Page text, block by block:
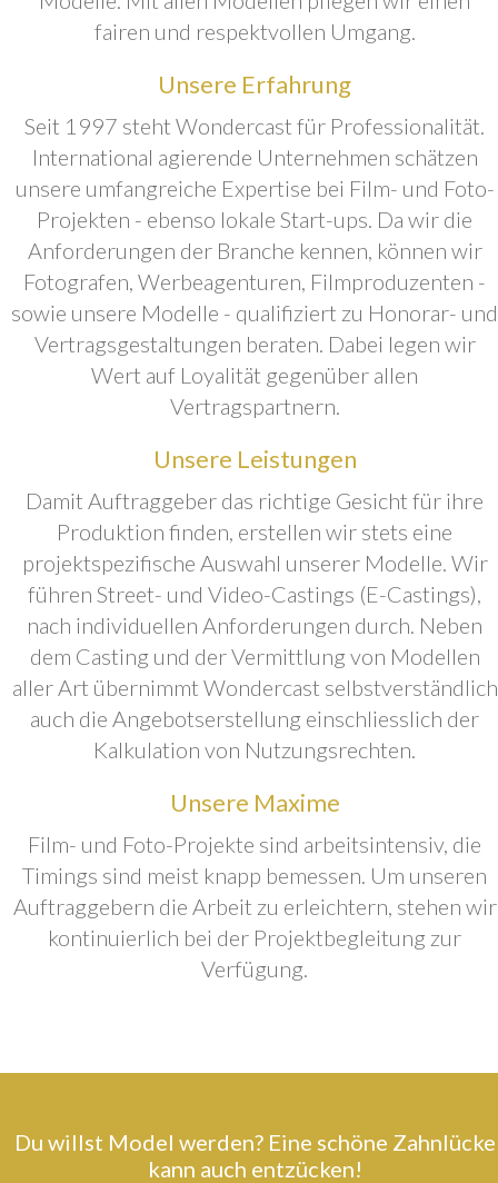
fairen und respektvollen Umgang.
Unsere Erfahrung
Seit 1997 steht Wondercast für Professionalität.
International agierende Unternehmen schätzen
unsere umfangreiche Expertise bei Film- und Foto-
Projekten - ebenso lokale Start-ups. Da wir die
Anforderungen der Branche kennen, können wir
Fotografen, Werbeagenturen, Filmproduzenten -
sowie unsere Modelle - qualifiziert zu Honorar- und
Vertragsgestaltungen beraten. Dabei legen wir
Wert auf Loyalität gegenüber allen
Vertragspartnern.
Unsere Leistungen
Damit Auftraggeber das richtige Gesicht für ihre
Produktion finden, erstellen wir stets eine
projektspezifische Auswahl unserer Modelle. Wir
führen Street- und Video-Castings (E-Castings),
nach individuellen Anforderungen durch. Neben
dem Casting und der Vermittlung von Modellen
aller Art übernimmt Wondercast selbstverständlich
auch die Angebotserstellung einschliesslich der
Kalkulation von Nutzungsrechten.
Unsere Maxime
Film- und Foto-Projekte sind arbeitsintensiv, die
Timings sind meist knapp bemessen. Um unseren
Auftraggebern die Arbeit zu erleichtern, stehen wir
kontinuierlich bei der Projektbegleitung zur
Verfügung.
Du willst Model werden? Eine schöne Zahnlücke
kann auch entzücken!